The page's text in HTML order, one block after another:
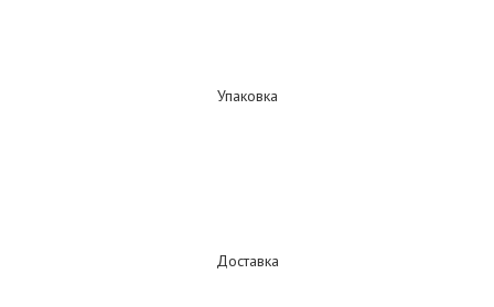
Упаковка
Доставка